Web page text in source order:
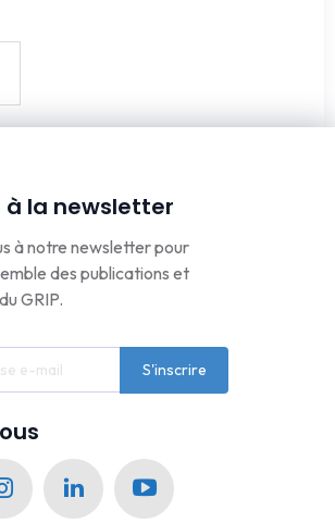
à la newsletter
à notre newsletter pour
des publications et
GRIP.
S'inscrire